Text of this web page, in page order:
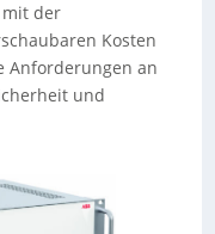
mit der
Kosten
Anforderungen an
und